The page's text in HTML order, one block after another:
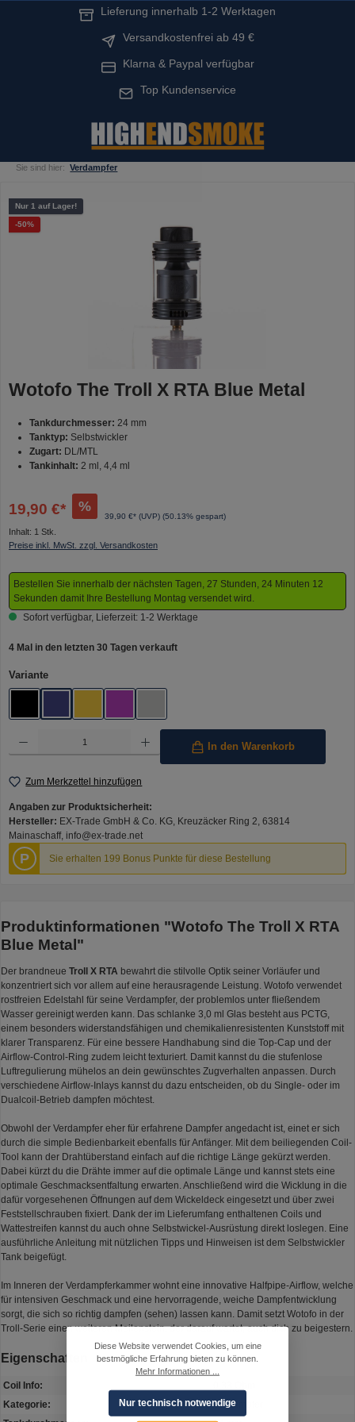
Lieferung innerhalb 1-2 Werktagen
Versandkostenfrei ab 49 €
Klarna & Paypal verfügbar
Top Kundenservice
Sie sind hier: Verdampfer
Bildergalerie überspringen
Nur 1 auf Lager!
-50%Rabatt
Wotofo The Troll X RTA Blue Metal
Tankdurchmesser: 24 mm
Tanktyp: Selbstwickler
Zugart: DL/MTL
Tankinhalt: 2 ml, 4,4 ml
19,90 €* %
39,90 €* (UVP) (50.13% gespart)
Inhalt: 1 Stk.
Preise inkl. MwSt. zzgl. Versandkosten
Bestellen Sie innerhalb der nächsten Tagen, 27 Stunden, 24 Minuten 12
Sekunden damit Ihre Bestellung Montag versendet wird.
Sofort verfügbar, Lieferzeit: 1-2 Werktage
4 Mal in den letzten 30 Tagen verkauft
Varianteauswählen
In den Warenkorb
Zum Merkzettel hinzufügen
Angaben zur Produktsicherheit:
Hersteller: EX-Trade GmbH & Co. KG, Kreuzäcker Ring 2, 63814
Mainaschaff, info@ex-trade.net
P Sie erhalten 199 Bonus Punkte für diese Bestellung
Produktinformationen "Wotofo The Troll X RTA
Blue Metal"
Der brandneue Troll X RTA bewahrt die stilvolle Optik seiner Vorläufer und
konzentriert sich vor allem auf eine herausragende Leistung. Wotofo verwendet
rostfreien Edelstahl für seine Verdampfer, der problemlos unter fließendem
Wasser gereinigt werden kann. Das schlanke 3,0 ml Glas besteht aus PCTG,
einem besonders widerstandsfähigen und chemikalienresistenten Kunststoff mit
klarer Transparenz. Für eine bessere Handhabung sind die Top-Cap und der
Airflow-Control-Ring zudem leicht texturiert. Damit kannst du die stufenlose
Luftregulierung mühelos an dein gewünschtes Zugverhalten anpassen. Durch
verschiedene Airflow-Inlays kannst du dazu entscheiden, ob du Single- oder im
Dualcoil-Betrieb dampfen möchtest.
Obwohl der Verdampfer eher für erfahrene Dampfer angedacht ist, einet er sich
durch die simple Bedienbarkeit ebenfalls für Anfänger. Mit dem beiliegenden Coil-
Tool kann der Drahtüberstand einfach auf die richtige Länge gekürzt werden.
Dabei kürzt du die Drähte immer auf die optimale Länge und kannst stets eine
optimale Geschmacksentfaltung erwarten. Anschließend wird die Wicklung in die
dafür vorgesehenen Öffnungen auf dem Wickeldeck eingesetzt und über zwei
Feststellschrauben fixiert. Dank der im Lieferumfang enthaltenen Coils und
Wattestreifen kannst du auch ohne Selbstwickel-Ausrüstung direkt loslegen. Eine
ausführliche Anleitung mit nützlichen Tipps und Hinweisen ist dem Selbstwickler
Tank beigefügt.
Im Inneren der Verdampferkammer wohnt eine innovative Halfpipe-Airflow, welche
für intensiven Geschmack und eine hervorragende, weiche Dampfentwicklung
sorgt, die sich so richtig dampfen (sehen) lassen kann. Damit setzt Wotofo in der
Troll-Serie einen weiteren Meilenstein, der darauf wartet, auch dich zu beigestern.
Eigenschaften
Coil Info:
Kategorie:
Verdampfer
Diese Website verwendet Cookies, um eine
bestmögliche Erfahrung bieten zu können.
Mehr Informationen ...
Nur technisch notwendige